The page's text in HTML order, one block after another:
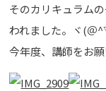
そのカリキュラム
われました。ヾ(＠
今年度、講師をお